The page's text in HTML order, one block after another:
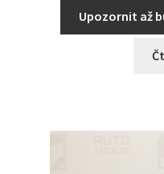
Upozornit až